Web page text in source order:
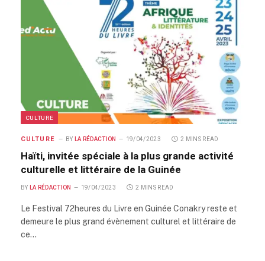
CULTURE
CULTURE BY LA RÉDACTION 19/04/2023 2 MINS READ
Haïti, invitée spéciale à la plus grande activité
culturelle et littéraire de la Guinée
BY LA RÉDACTION 19/04/2023 2 MINS READ
Le Festival 72heures du Livre en Guinée Conakry reste et
demeure le plus grand évènement culturel et littéraire de
ce…